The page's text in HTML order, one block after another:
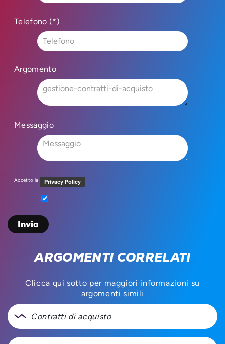
Telefono (*)
Argomento
Messaggio
Accetto la
ARGOMENTI CORRELATI
Clicca qui sotto per maggiori informazioni su
argomenti simili
Contratti di acquisto